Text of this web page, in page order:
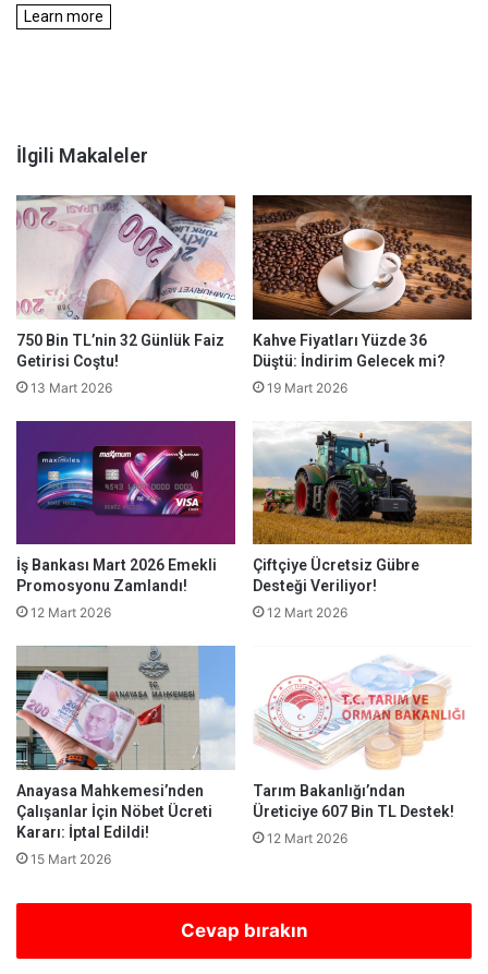
İlgili Makaleler
750 Bin TL’nin 32 Günlük Faiz
Getirisi Coştu!
13 Mart 2026
Kahve Fiyatları Yüzde 36
Düştü: İndirim Gelecek mi?
19 Mart 2026
İş Bankası Mart 2026 Emekli
Promosyonu Zamlandı!
12 Mart 2026
Çiftçiye Ücretsiz Gübre
Desteği Veriliyor!
12 Mart 2026
Anayasa Mahkemesi’nden
Çalışanlar İçin Nöbet Ücreti
Kararı: İptal Edildi!
15 Mart 2026
Tarım Bakanlığı’ndan
Üreticiye 607 Bin TL Destek!
12 Mart 2026
Cevap bırakın